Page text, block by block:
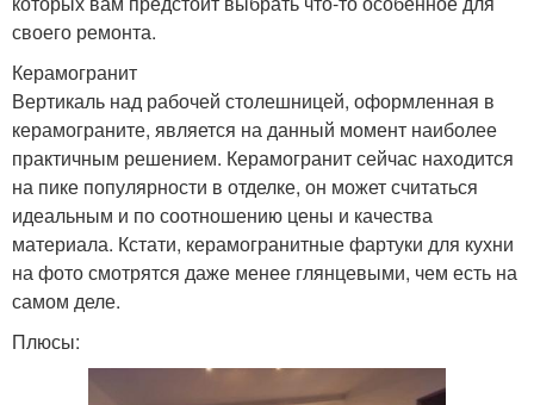
своего ремонта.
Керамогранит
Вертикаль над рабочей столешницей, оформленная в
керамограните, является на данный момент наиболее
практичным решением. Керамогранит сейчас находится
на пике популярности в отделке, он может считаться
идеальным и по соотношению цены и качества
материала. Кстати, керамогранитные фартуки для кухни
на фото смотрятся даже менее глянцевыми, чем есть на
самом деле.
Плюсы: